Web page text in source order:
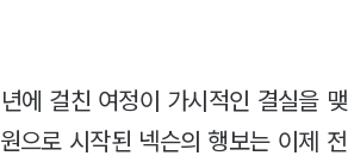
에 걸친 여정이 가시적인 결실을 맺
으로 시작된 넥슨의 행보는 이제 전